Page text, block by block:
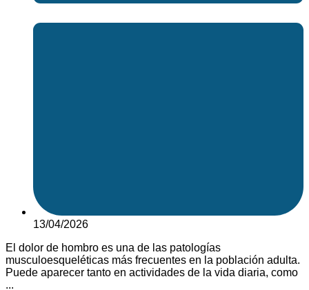
13/04/2026
El dolor de hombro es una de las patologías
musculoesqueléticas más frecuentes en la población adulta.
Puede aparecer tanto en actividades de la vida diaria, como
...